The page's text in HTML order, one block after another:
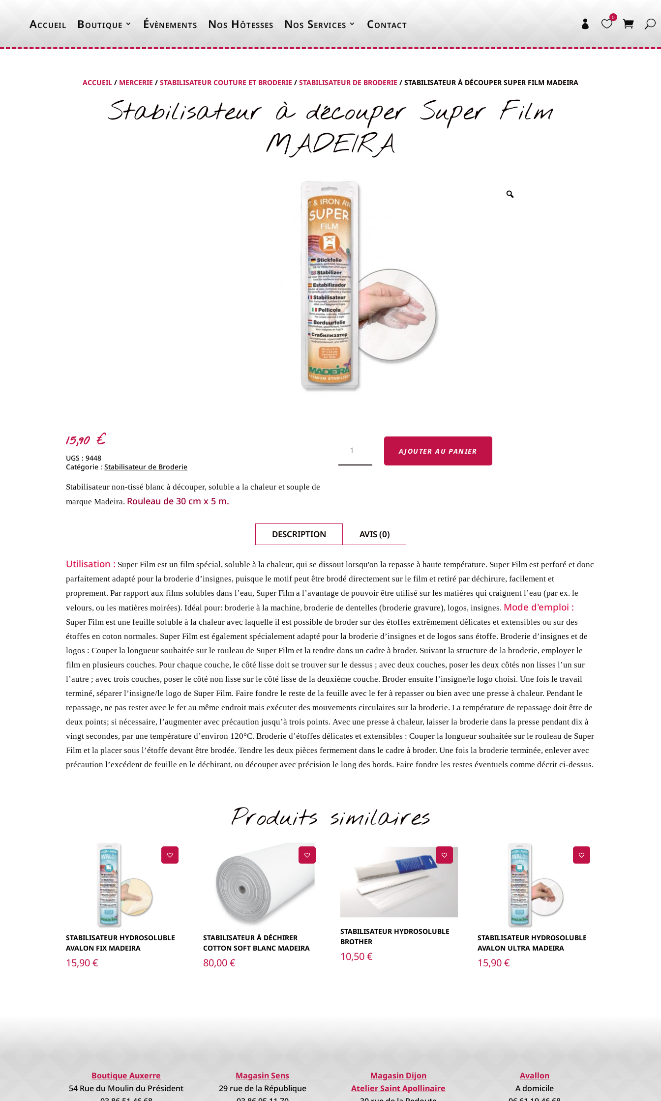
Accueil Boutique Évènements Nos Hôtesses Nos Services Contact  
ACCUEIL / MERCERIE / STABILISATEUR COUTURE ET BRODERIE / STABILISATEUR DE BRODERIE / STABILISATEUR À DÉCOUPER SUPER FILM MADEIRA
Stabilisateur à découper Super Film
MADEIRA
15,90€
UGS :9448
Catégorie :Stabilisateur de Broderie
Stabilisateur non-tissé blanc à découper, soluble a la chaleur et souple de
marque Madeira. Rouleau de 30 cm x 5 m.
À
AJOUTER AU PANIER
DESCRIPTION AVIS (0)
Utilisation : Super Film est un film spécial, soluble à la chaleur, qui se dissout lorsqu'on la repasse à haute température. Super Film est perforé et donc
parfaitement adapté pour la broderie d’insignes, puisque le motif peut être brodé directement sur le film et retiré par déchirure, facilement et
proprement. Par rapport aux films solubles dans l’eau, Super Film a l’avantage de pouvoir être utilisé sur les matières qui craignent l’eau (par ex. le
velours, ou les matières moirées). Idéal pour: broderie à la machine, broderie de dentelles (broderie gravure), logos, insignes. Mode d'emploi :
Super Film est une feuille soluble à la chaleur avec laquelle il est possible de broder sur des étoffes extrêmement délicates et extensibles ou sur des
étoffes en coton normales. Super Film est également spécialement adapté pour la broderie d’insignes et de logos sans étoffe. Broderie d’insignes et de
logos : Couper la longueur souhaitée sur le rouleau de Super Film et la tendre dans un cadre à broder. Suivant la structure de la broderie, employer le
film en plusieurs couches. Pour chaque couche, le côté lisse doit se trouver sur le dessus ; avec deux couches, poser les deux côtés non lisses l’un sur
l’autre ; avec trois couches, poser le côté non lisse sur le côté lisse de la deuxième couche. Broder ensuite l’insigne/le logo choisi. Une fois le travail
terminé, séparer l’insigne/le logo de Super Film. Faire fondre le reste de la feuille avec le fer à repasser ou bien avec une presse à chaleur. Pendant le
repassage, ne pas rester avec le fer au même endroit mais exécuter des mouvements circulaires sur la broderie. La température de repassage doit être de
deux points; si nécessaire, l’augmenter avec précaution jusqu’à trois points. Avec une presse à chaleur, laisser la broderie dans la presse pendant dix à
vingt secondes, par une température d’environ 120°C. Broderie d’étoffes délicates et extensibles : Couper la longueur souhaitée sur le rouleau de Super
Film et la placer sous l’étoffe devant être brodée. Tendre les deux pièces fermement dans le cadre à broder. Une fois la broderie terminée, enlever avec
précaution l’excédent de feuille en le déchirant, ou découper avec précision le long des bords. Faire fondre les restes éventuels comme décrit ci-dessus.
Produits similaires
STABILISATEUR HYDROSOLUBLE
AVALON FIX MADEIRA
15,90€
STABILISATEUR À DÉCHIRER
COTTON SOFT BLANC MADEIRA
80,00€
STABILISATEUR HYDROSOLUBLE
BROTHER
10,50€
STABILISATEUR HYDROSOLUBLE
AVALON ULTRA MADEIRA
15,90€
Boutique Auxerre
54 Rue du Moulin du Président
Magasin Sens
29 rue de la République
Magasin Dijon
Atelier Saint Apollinaire
Avallon
A domicile